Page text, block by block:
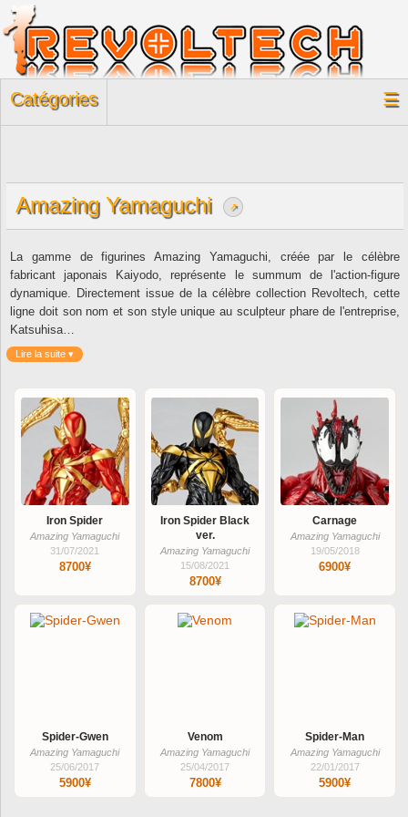
Catégories ☰
Amazing Yamaguchi ↗
La gamme de figurines Amazing Yamaguchi, créée par le célèbre
fabricant japonais Kaiyodo, représente le summum de l'action-figure
dynamique. Directement issue de la célèbre collection Revoltech, cette
ligne doit son nom et son style unique au sculpteur phare de l'entreprise,
Katsuhisa…
Lire la suite ▾
Iron Spider
Amazing Yamaguchi
31/07/2021
8700¥
Iron Spider Black
ver.
Amazing Yamaguchi
15/08/2021
8700¥
Carnage
Amazing Yamaguchi
19/05/2018
6900¥
Spider-Gwen
Amazing Yamaguchi
25/06/2017
5900¥
Venom
Amazing Yamaguchi
25/04/2017
7800¥
Spider-Man
Amazing Yamaguchi
22/01/2017
5900¥